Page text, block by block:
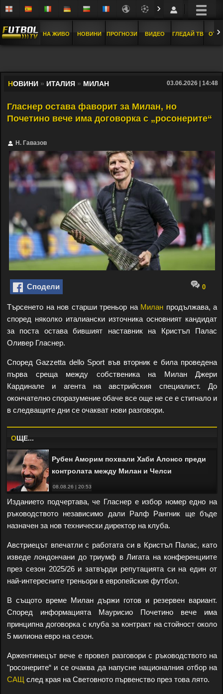
›
НА ЖИВО НОВИНИ ПРОГНОЗИ ВИДЕО ГЛЕДАЙ ТВ ›
НОВИНИ » ИТАЛИЯ » МИЛАН 03.06.2026 | 14:48
Гласнер остава фаворит за Милан, но
Почетино вече има договорка с „росонерите“
Н. Гавазов
Сподели 0
Търсенето на нов старши треньор на Милан продължава, а
според няколко италиански източника основният кандидат
за поста остава бившият наставник на Кристъл Палас
Оливер Гласнер.
Според Gazzetta dello Sport във вторник е била проведена
първа среща между собственика на Милан Джери
Кардинале и агента на австрийския специалист. До
окончателно споразумение обаче все още не се е стигнало и
в следващите дни се очакват нови разговори.
OЩЕ...
08.08.26 | 20:53
Рубен Аморим похвали Хаби Алонсо преди
контролата между Милан и Челси
Изданието подчертава, че Гласнер е избор номер едно на
ръководството независимо дали Ралф Рангник ще бъде
назначен за нов технически директор на клуба.
Австриецът впечатли с работата си в Кристъл Палас, като
изведе лондончани до триумф в Лигата на конференциите
през сезон 2025/26 и затвърди репутацията си на един от
най-интересните треньори в европейския футбол.
В същото време Милан държи готов и резервен вариант.
Според информацията Маурисио Почетино вече има
принципна договорка с клуба за контракт на стойност около
5 милиона евро на сезон.
Аржентинецът вече е провел разговори с ръководството на
"росонерите“ и се очаква да напусне националния отбор на
САЩ след края на Световното първенство през това лято.